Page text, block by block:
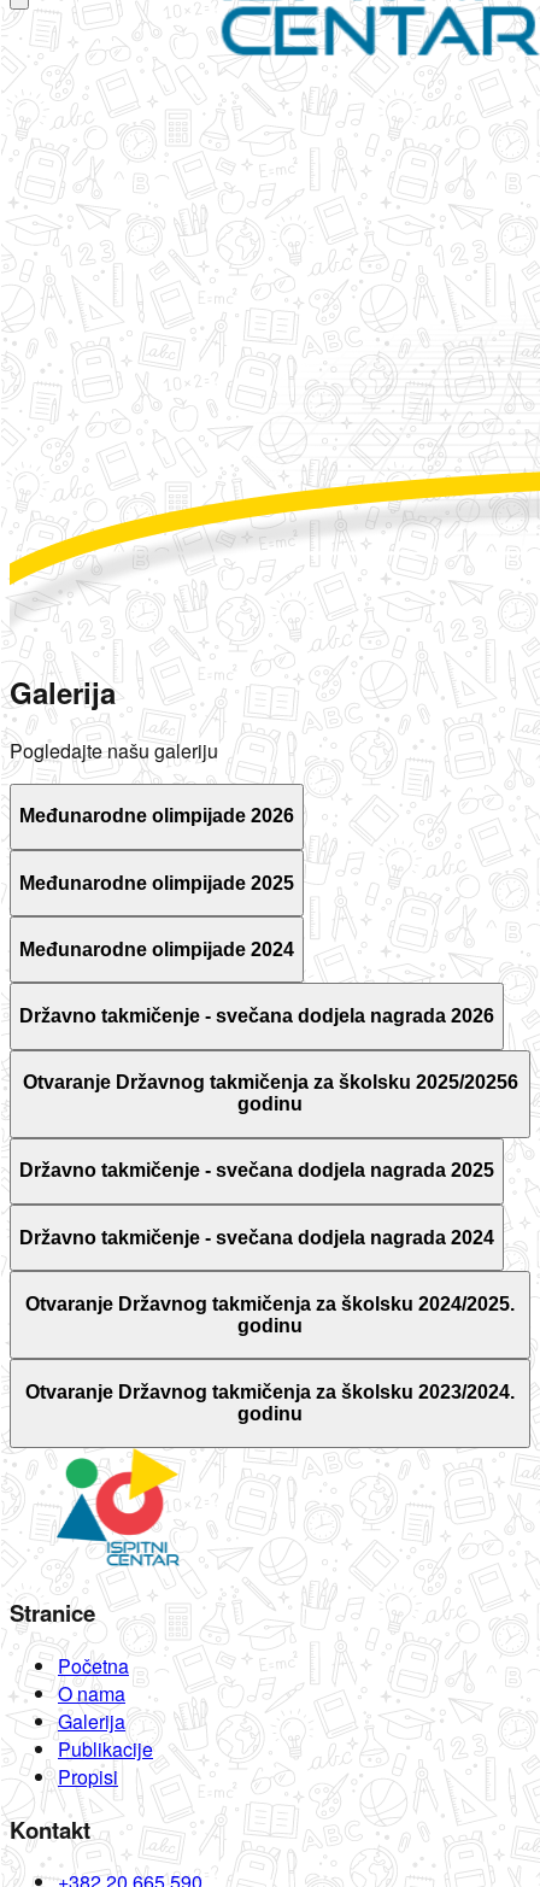
Galerija
Pogledajte našu galeriju
Međunarodne olimpijade 2026
Međunarodne olimpijade 2025
Međunarodne olimpijade 2024
Državno takmičenje - svečana dodjela nagrada 2026
Otvaranje Državnog takmičenja za školsku 2025/20256
godinu
Državno takmičenje - svečana dodjela nagrada 2025
Državno takmičenje - svečana dodjela nagrada 2024
Otvaranje Državnog takmičenja za školsku 2024/2025.
godinu
Otvaranje Državnog takmičenja za školsku 2023/2024.
godinu
Stranice
Početna
O nama
Galerija
Publikacije
Propisi
Kontakt